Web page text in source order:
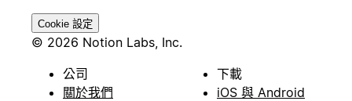
Cookie 設定
© 2026 Notion Labs, Inc.
公司
關於我們
下載
iOS 與 Android